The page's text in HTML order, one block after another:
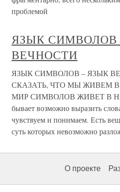
проблемой
ЯЗЫК СИМВОЛОВ
ВЕЧНОСТИ
ЯЗЫК СИМВОЛОВ – ЯЗЫК
СКАЗАТЬ, ЧТО МЫ ЖИВЕМ
МИР СИМВОЛОВ ЖИВЕТ В
бывает возможно выразить
чувствуем и понимаем. Есть
суть которых невозможно
О проекте